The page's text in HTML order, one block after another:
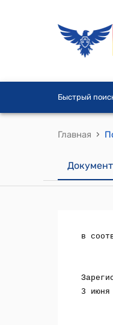
Быстрый
Главная ›
Документ